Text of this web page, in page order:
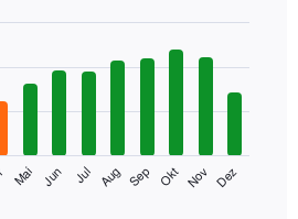
Mai Jun Jul Aug Sep Okt Nov Dez